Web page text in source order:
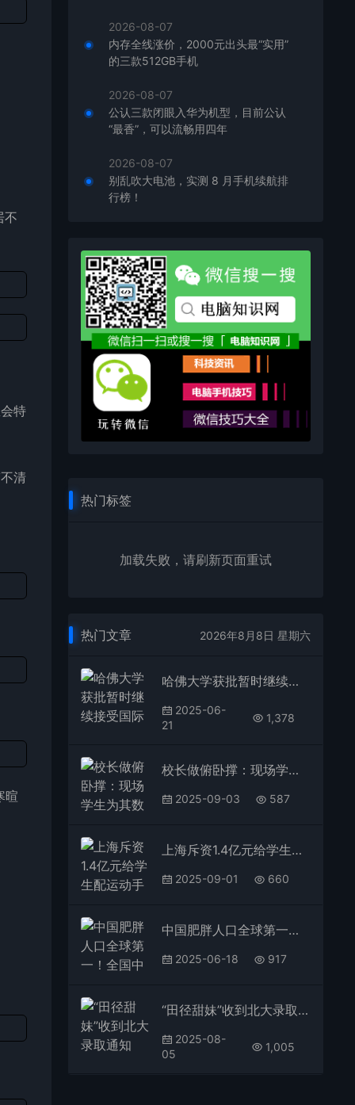
不
特
清
暄
2026-08-07
内存全线涨价，2000元出头最“实用”
的三款512GB手机
2026-08-07
公认三款闭眼入华为机型，目前公认
“最香”，可以流畅用四年
2026-08-07
别乱吹大电池，实测 8 月手机续航排
行榜！
热门标签
加载失败，请刷新页面重试
热门文章 2026年8月8日 星期六
哈佛大学获批暂时继续接受国际学生 特朗普禁令被叫停
2025-06-
21
1,378
校长做俯卧撑：现场学生为其数数
2025-09-03 587
上海斥资1.4亿元给学生配运动手环引热议 均价不超229元：教育局回应免费发
2025-09-01 660
中国肥胖人口全球第一！全国中小学将每天一节体育课 重庆保证每天不少于2小时
2025-06-18 917
“田径甜妹”收到北大录取通知书：颜值与实力并存
2025-08-
05
1,005